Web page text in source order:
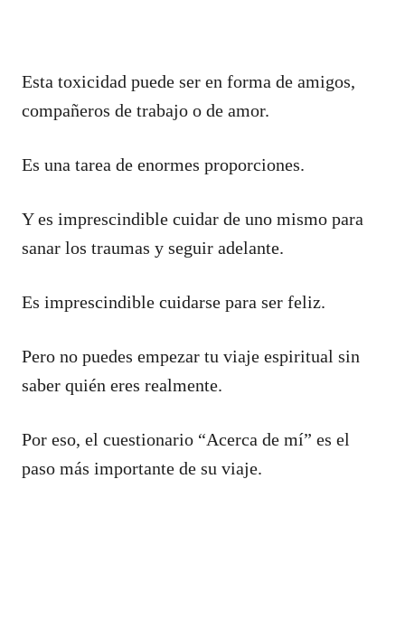
Esta toxicidad puede ser en forma de amigos,
compañeros de trabajo o de amor.
Es una tarea de enormes proporciones.
Y es imprescindible cuidar de uno mismo para
sanar los traumas y seguir adelante.
Es imprescindible cuidarse para ser feliz.
Pero no puedes empezar tu viaje espiritual sin
saber quién eres realmente.
Por eso, el cuestionario “Acerca de mí” es el
paso más importante de su viaje.